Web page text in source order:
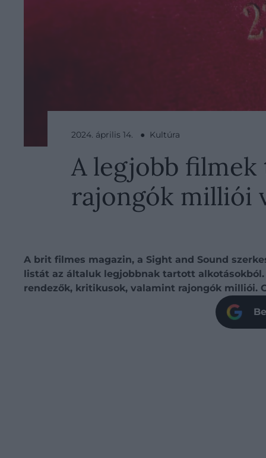
2024. április 14. ● Kultúra
A legjobb
rajongók milliói
A brit filmes magazin, a Sight and Sound
listát az általuk legjobbnak tartott
rendezők, kritikusok, valamint rajongók